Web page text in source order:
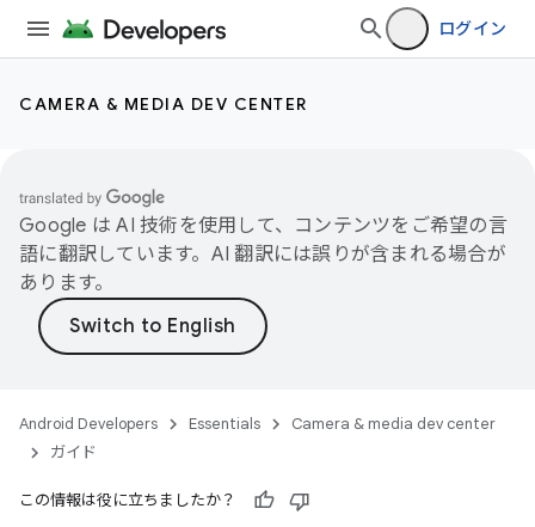
ログイン
CAMERA & MEDIA DEV CENTER
Google は AI 技術を使用して、コンテンツをご希望の言
語に翻訳しています。AI 翻訳には誤りが含まれる場合が
あります。
Android Developers Essentials
Camera & media dev center
ガイド
この情報は役に立ちましたか？